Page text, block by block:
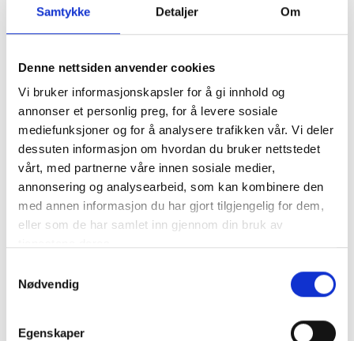
Samtykke Detaljer Om
Denne nettsiden anvender cookies
Vi bruker informasjonskapsler for å gi innhold og
annonser et personlig preg, for å levere sosiale
mediefunksjoner og for å analysere trafikken vår. Vi deler
dessuten informasjon om hvordan du bruker nettstedet
vårt, med partnerne våre innen sosiale medier,
annonsering og analysearbeid, som kan kombinere den
med annen informasjon du har gjort tilgjengelig for dem,
eller som de har samlet inn gjennom din bruk av
Nødvendig
Egenskaper
Kontrollutvalget
Nyheter
Diverse
Kommunalrett
Kontrollutvalg
Veiledere